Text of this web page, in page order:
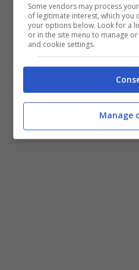
Some vendors may process
of legitimate interest, which you
your options below. Look for a
or in the site menu to manage
and cookie settings.
Manage